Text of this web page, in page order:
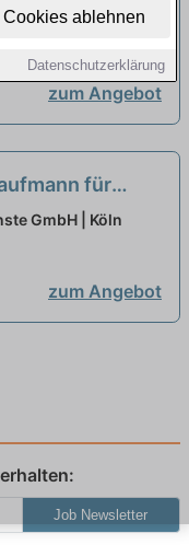
ablehnen
Datenschutzerklärung
neu
zum Angebot
für
(m/w/d)
neu
GmbH | Köln
zum Angebot
Job Newsletter